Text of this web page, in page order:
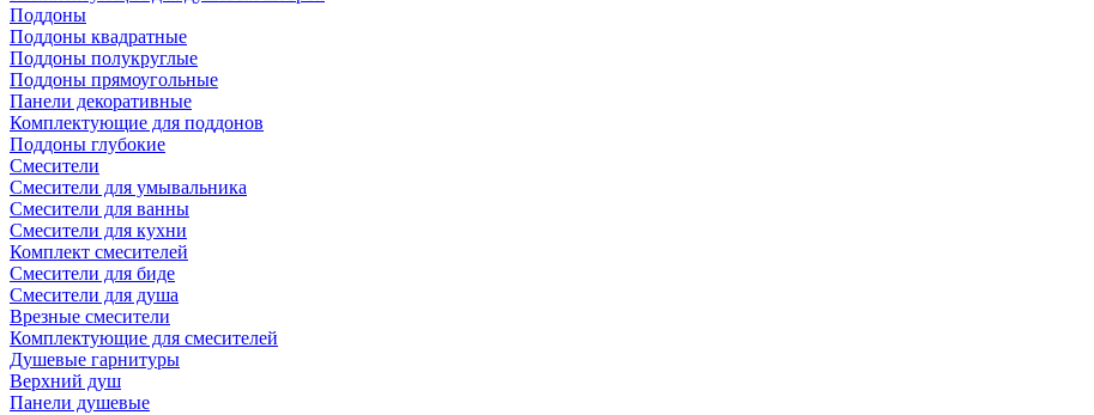
Поддоны
Поддоны квадратные
Поддоны полукруглые
Поддоны прямоугольные
Панели декоративные
Комплектующие для поддонов
Поддоны глубокие
Смесители
Смесители для умывальника
Смесители для ванны
Смесители для кухни
Комплект смесителей
Смесители для биде
Смесители для душа
Врезные смесители
Комплектующие для смесителей
Душевые гарнитуры
Верхний душ
Панели душевые